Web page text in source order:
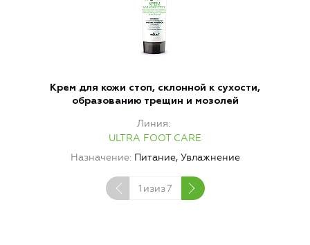
Крем для кожи стоп, склонной к сухости,
образованию трещин и мозолей
Линия
ULTRA FOOT CARE
Назначение Питание, Увлажнение
1 изиз7